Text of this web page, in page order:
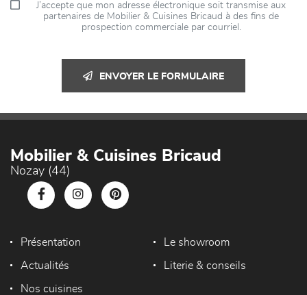
J’accepte que mon adresse électronique soit transmise aux
partenaires de Mobilier & Cuisines Bricaud à des fins de
prospection commerciale par courriel.
ENVOYER LE FORMULAIRE
Mobilier & Cuisines Bricaud
Nozay (44)
Présentation Le showroom
Actualités Literie & conseils
Nos cuisines